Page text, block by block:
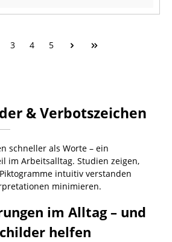
3 4 5
& Verbotszeichen
schneller als Worte – ein
im Arbeitsalltag. Studien zeigen,
intuitiv verstanden
minimieren.
im Alltag – und
helfen